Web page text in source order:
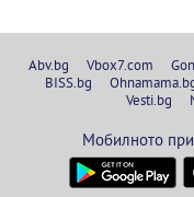
Abv.bg Vbox7.com
BISS.bg
Vesti.bg
Мобилното